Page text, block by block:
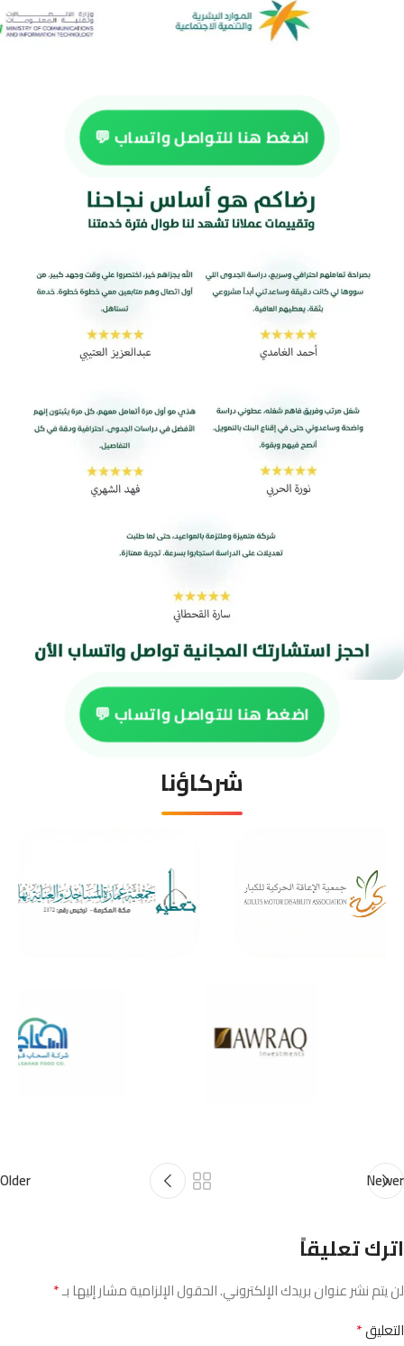
اضغط هنا للتواصل واتساب 💬
اضغط هنا للتواصل واتساب 💬
شركاؤنا
Newer
Older
اترك تعليقاً
لن يتم نشر عنوان بريدك الإلكتروني.الحقول الإلزامية مشار إليها بـ*
التعليق*